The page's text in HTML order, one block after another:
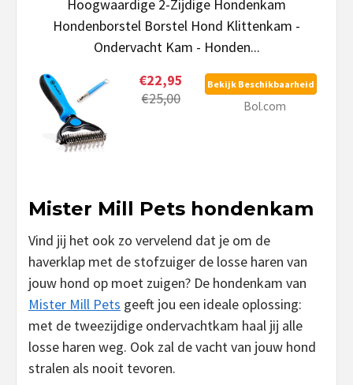
Hoogwaardige 2-Zijdige Hondenkam
Hondenborstel Borstel Hond Klittenkam -
Ondervacht Kam - Honden...
€22,95
€25,00
Bekijk Beschikbaarheid
Bol.com
Mister Mill Pets hondenkam
Vind jij het ook zo vervelend dat je om de
haverklap met de stofzuiger de losse haren van
jouw hond op moet zuigen? De hondenkam van
Mister Mill Pets geeft jou een ideale oplossing:
met de tweezijdige ondervachtkam haal jij alle
losse haren weg. Ook zal de vacht van jouw hond
stralen als nooit tevoren.